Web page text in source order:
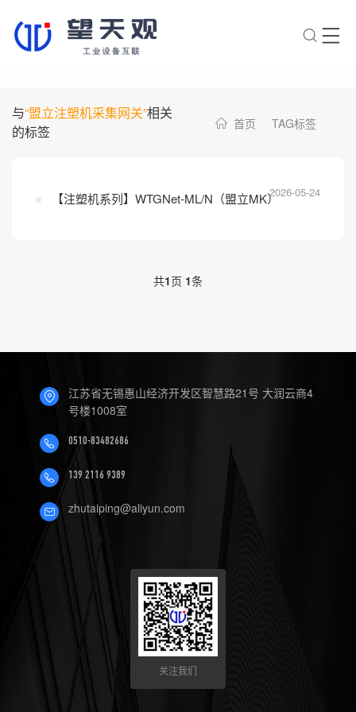
与“盟立注塑机采集网关”相关
的标签
首页 TAG标签
【注塑机系列】WTGNet-ML/N（盟立MK）2026-05-24
共1页 1条
江苏省无锡惠山经济开发区智慧路21号 大润云商4
号楼1008室
0510-83482686
139 2116 9389
zhutaiping@aliyun.com
关注我们
AI智能助手
常见问题
2.望天观网关支持哪些组网方
服务？